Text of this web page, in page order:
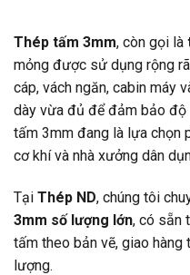
Thép tấm 3mm, còn gọi là
mỏng được sử dụng rộng
cáp, vách ngăn, cabin máy
dày vừa đủ để đảm bảo độ
tấm 3mm đang là lựa chọn
cơ khí và nhà xưởng dân
Tại Thép ND, chúng tôi
3mm số lượng lớn, có sẵn
tấm theo bản vẽ, giao hàng
lượng.